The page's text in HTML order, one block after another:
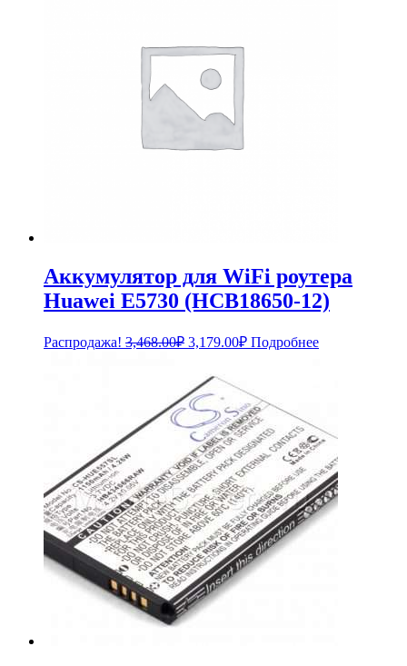
Аккумулятор для WiFi роутера
Huawei E5730 (HCB18650-12)
Распродажа! 3,468.00₽ Первоначальная
3,468.00₽.
3,179.00₽Текущая
цена:
Подробнее